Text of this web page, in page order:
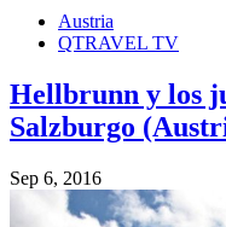
Austria
QTRAVEL TV
Hellbrunn y los
Salzburgo
Sep 6, 2016